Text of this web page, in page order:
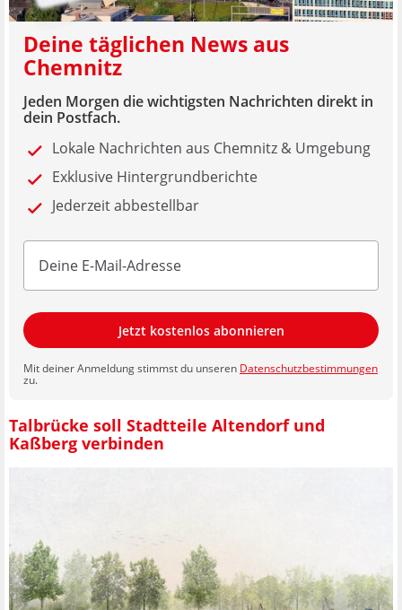
Deine täglichen News aus
Chemnitz
Jeden Morgen die wichtigsten Nachrichten direkt in
dein Postfach.
Lokale Nachrichten aus Chemnitz & Umgebung
Exklusive Hintergrundberichte
Jederzeit abbestellbar
Jetzt kostenlos abonnieren
Mit deiner Anmeldung stimmst du unseren Datenschutzbestimmungen
zu.
Talbrücke soll Stadtteile Altendorf und
Kaßberg verbinden